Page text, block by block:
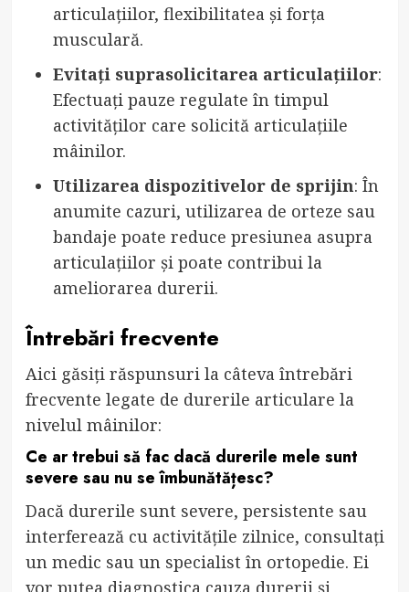
articulațiilor, flexibilitatea și forța
musculară.
Evitați suprasolicitarea articulațiilor:
Efectuați pauze regulate în timpul
activităților care solicită articulațiile
mâinilor.
Utilizarea dispozitivelor de sprijin: În
anumite cazuri, utilizarea de orteze sau
bandaje poate reduce presiunea asupra
articulațiilor și poate contribui la
ameliorarea durerii.
Întrebări frecvente
Aici găsiți răspunsuri la câteva întrebări
frecvente legate de durerile articulare la
nivelul mâinilor:
Ce ar trebui să fac dacă durerile mele sunt
severe sau nu se îmbunătățesc?
Dacă durerile sunt severe, persistente sau
interferează cu activitățile zilnice, consultați
un medic sau un specialist în ortopedie. Ei
vor putea diagnostica cauza durerii și